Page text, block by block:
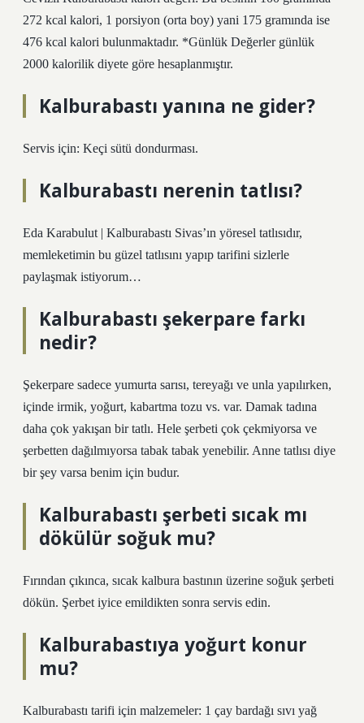
272 kcal kalori, 1 porsiyon (orta boy) yani 175 gramında ise
476 kcal kalori bulunmaktadır. *Günlük Değerler günlük
2000 kalorilik diyete göre hesaplanmıştır.
Kalburabastı yanına ne gider?
Servis için: Keçi sütü dondurması.
Kalburabastı nerenin tatlısı?
Eda Karabulut | Kalburabastı Sivas’ın yöresel tatlısıdır,
memleketimin bu güzel tatlısını yapıp tarifini sizlerle
paylaşmak istiyorum…
Kalburabastı şekerpare farkı
nedir?
Şekerpare sadece yumurta sarısı, tereyağı ve unla yapılırken,
içinde irmik, yoğurt, kabartma tozu vs. var. Damak tadına
daha çok yakışan bir tatlı. Hele şerbeti çok çekmiyorsa ve
şerbetten dağılmıyorsa tabak tabak yenebilir. Anne tatlısı diye
bir şey varsa benim için budur.
Kalburabastı şerbeti sıcak mı
dökülür soğuk mu?
Fırından çıkınca, sıcak kalbura bastının üzerine soğuk şerbeti
dökün. Şerbet iyice emildikten sonra servis edin.
Kalburabastıya yoğurt konur
mu?
Kalburabastı tarifi için malzemeler: 1 çay bardağı sıvı yağ